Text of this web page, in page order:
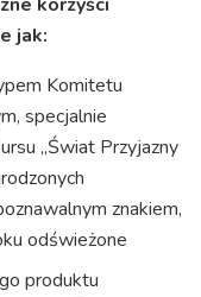
jak:
Komitetu
specjalnie
„Świat Przyjazny
znakiem,
odświeżone
produktu